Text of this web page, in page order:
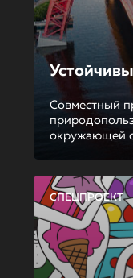
Совместный
окружающей
СПЕЦПРОЕКТ